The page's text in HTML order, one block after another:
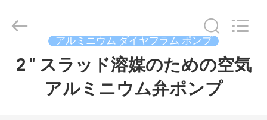
ホ
アルミニウム ダイヤフラム ポンプ
2 " スラッド溶媒のための空気
アルミニウム弁ポンプ